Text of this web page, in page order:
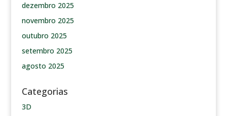
dezembro 2025
novembro 2025
outubro 2025
setembro 2025
agosto 2025
Categorias
3D